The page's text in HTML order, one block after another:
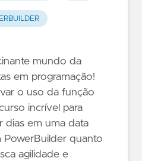
mundo da
em programação!
o uso da função
incrível para
dias em uma data
PowerBuilder quanto
agilidade e